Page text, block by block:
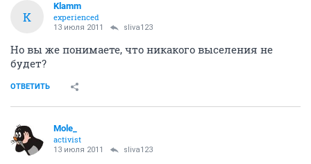
K
Klamm
experienced
13 июля 2011 sliva123
Но вы же понимаете, что никакого выселения не
будет?
ОТВЕТИТЬ
Mole_
activist
13 июля 2011 sliva123